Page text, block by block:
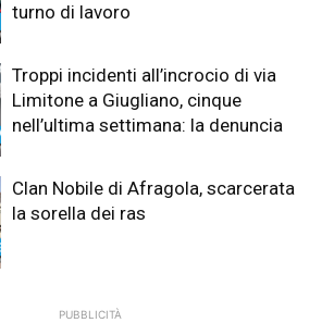
turno di lavoro
Troppi incidenti all’incrocio di via
Limitone a Giugliano, cinque
nell’ultima settimana: la denuncia
Clan Nobile di Afragola, scarcerata
la sorella dei ras
PUBBLICITÀ